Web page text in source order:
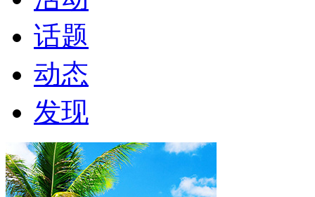
话题
动态
发现